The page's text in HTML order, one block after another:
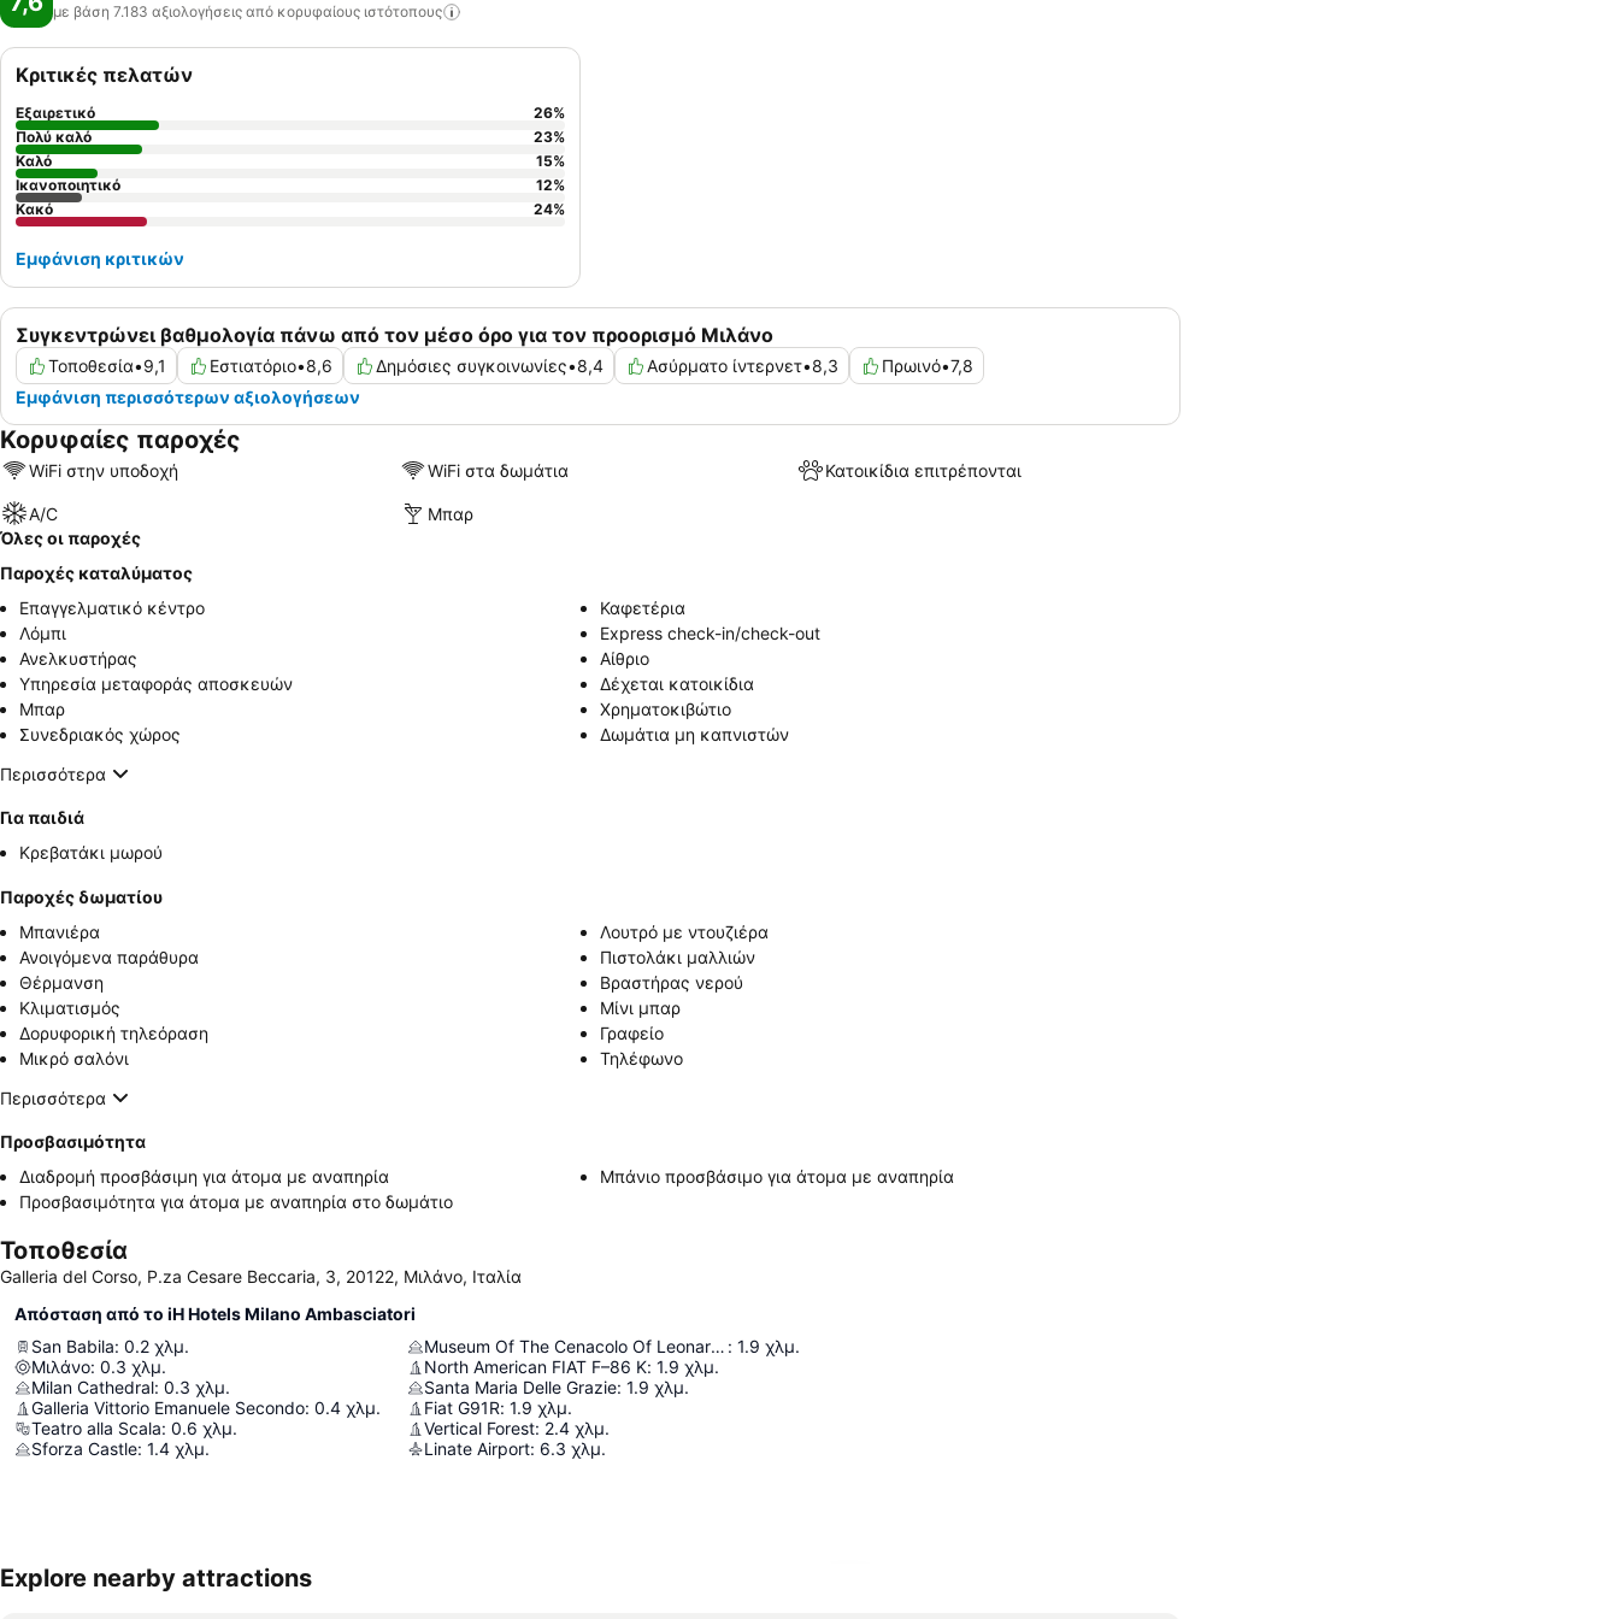
με βάση 7.183 αξιολογήσεις από κορυφαίους ιστότοπους
Συγκεντρώνει βαθμολογία πάνω από τον μέσο όρο για τον προορισμό Μιλάνο
Τοποθεσία•9,1 Εστιατόριο•8,6 Δημόσιες συγκοινωνίες•8,4 Ασύρματο ίντερνετ•8,3 Πρωινό•7,8
Εμφάνιση περισσότερων αξιολογήσεων
Κριτικές πελατών
Εξαιρετικό 26%
Πολύ καλό
23%
Καλό
15%
Ικανοποιητικό
12%
Κακό
24%
Εμφάνιση κριτικών
Κορυφαίες παροχές
WiFi στην υποδοχή WiFi στα δωμάτια Κατοικίδια επιτρέπονται
A/C
Μπαρ
Όλες οι παροχές
Παροχές καταλύματος
Επαγγελματικό κέντρο
Καφετέρια
Λόμπι
Express check-in/check-out
Ανελκυστήρας
Αίθριο
Υπηρεσία μεταφοράς αποσκευών
Δέχεται κατοικίδια
Μπαρ
Χρηματοκιβώτιο
Συνεδριακός χώρος
Δωμάτια μη καπνιστών
Περισσότερα
Για παιδιά
Κρεβατάκι μωρού
Παροχές δωματίου
Μπανιέρα
Λουτρό με ντουζιέρα
Ανοιγόμενα παράθυρα
Πιστολάκι μαλλιών
Θέρμανση
Βραστήρας νερού
Κλιματισμός
Μίνι μπαρ
Δορυφορική τηλεόραση
Γραφείο
Μικρό σαλόνι
Τηλέφωνο
Περισσότερα
Προσβασιμότητα
Διαδρομή προσβάσιμη για άτομα με αναπηρία
Μπάνιο προσβάσιμο για άτομα με αναπηρία
Προσβασιμότητα για άτομα με αναπηρία στο δωμάτιο
Τοποθεσία
Galleria del Corso, P.za Cesare Beccaria, 3, 20122, Μιλάνο, Ιταλία
Απόσταση από το iH Hotels Milano Ambasciatori
San Babila: 0.2 χλμ.
Μιλάνο: 0.3 χλμ.
Milan Cathedral: 0.3 χλμ.
Galleria Vittorio Emanuele Secondo: 0.4 χλμ.
Teatro alla Scala: 0.6 χλμ.
Sforza Castle: 1.4 χλμ.
Museum Of The Cenacolo Of Leonardo Da Vinci : 1.9 χλμ.
North American FIAT F–86 K: 1.9 χλμ.
Santa Maria Delle Grazie: 1.9 χλμ.
Fiat G91R: 1.9 χλμ.
Vertical Forest: 2.4 χλμ.
Linate Airport: 6.3 χλμ.
Explore nearby attractions